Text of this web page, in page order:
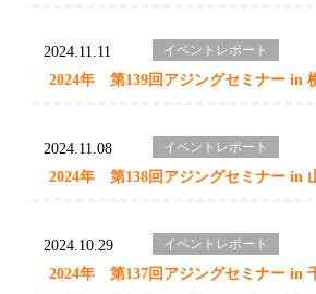
2024.11.11 イベントレポート
2024年 第139回アジングセミナー in
2024.11.08 イベントレポート
2024年 第138回アジングセミナー in
2024.10.29 イベントレポート
2024年 第137回アジングセミナー in